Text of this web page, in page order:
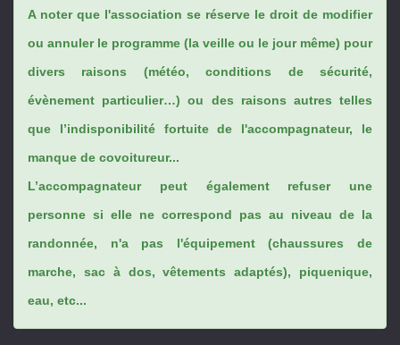
A noter que l'association se réserve le droit de modifier
ou annuler le programme (la veille ou le jour même) pour
divers raisons (météo, conditions de sécurité,
évènement particulier…) ou des raisons autres telles
que l’indisponibilité fortuite de l'accompagnateur, le
manque de covoitureur...
L’accompagnateur peut également refuser une
personne si elle ne correspond pas au niveau de la
randonnée, n'a pas l'équipement (chaussures de
marche, sac à dos, vêtements adaptés), piquenique,
eau, etc...